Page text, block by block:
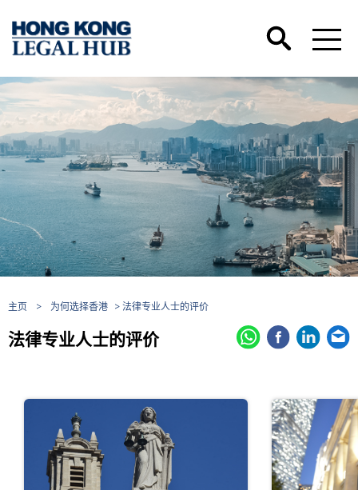
主页 > 为何选择香港 > 法律专业人士的评价
法律专业人士的评价